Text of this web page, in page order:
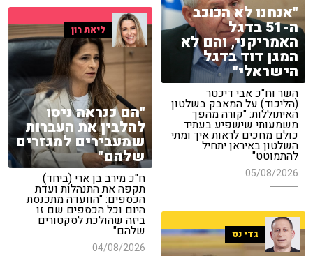
"אנחנו לא הכוכב
ה-51 בדגל
האמריקני, והם לא
המגן דוד בדגל
הישראלי"
השר וח"כ אבי דיכטר
(הליכוד) על המאבק בשלטון
האיתוללות: "קורה מהפך
משמעותי שישפיע בעתיד.
כולם מחכים לראות איך ומתי
השלטון באיראן יתחיל
להתמוטט"
05/08/2026
ליאת רון
"הם כנראה ניסו
להלבין את העברות
שמעבירים למגזרים
שלהם"
ח"כ מירב בן ארי (ביחד)
תקפה את התנהלות ועדת
הכספים: "הוועדה מתכנסת
היום וכל הכספים שם זו
ביזה שהולכת לסקטורים
שלהם"
04/08/2026
גדי נס